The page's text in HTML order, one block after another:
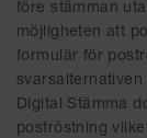
före stämman
möjligheten att
formulär för
Digital Stämma
poströstning